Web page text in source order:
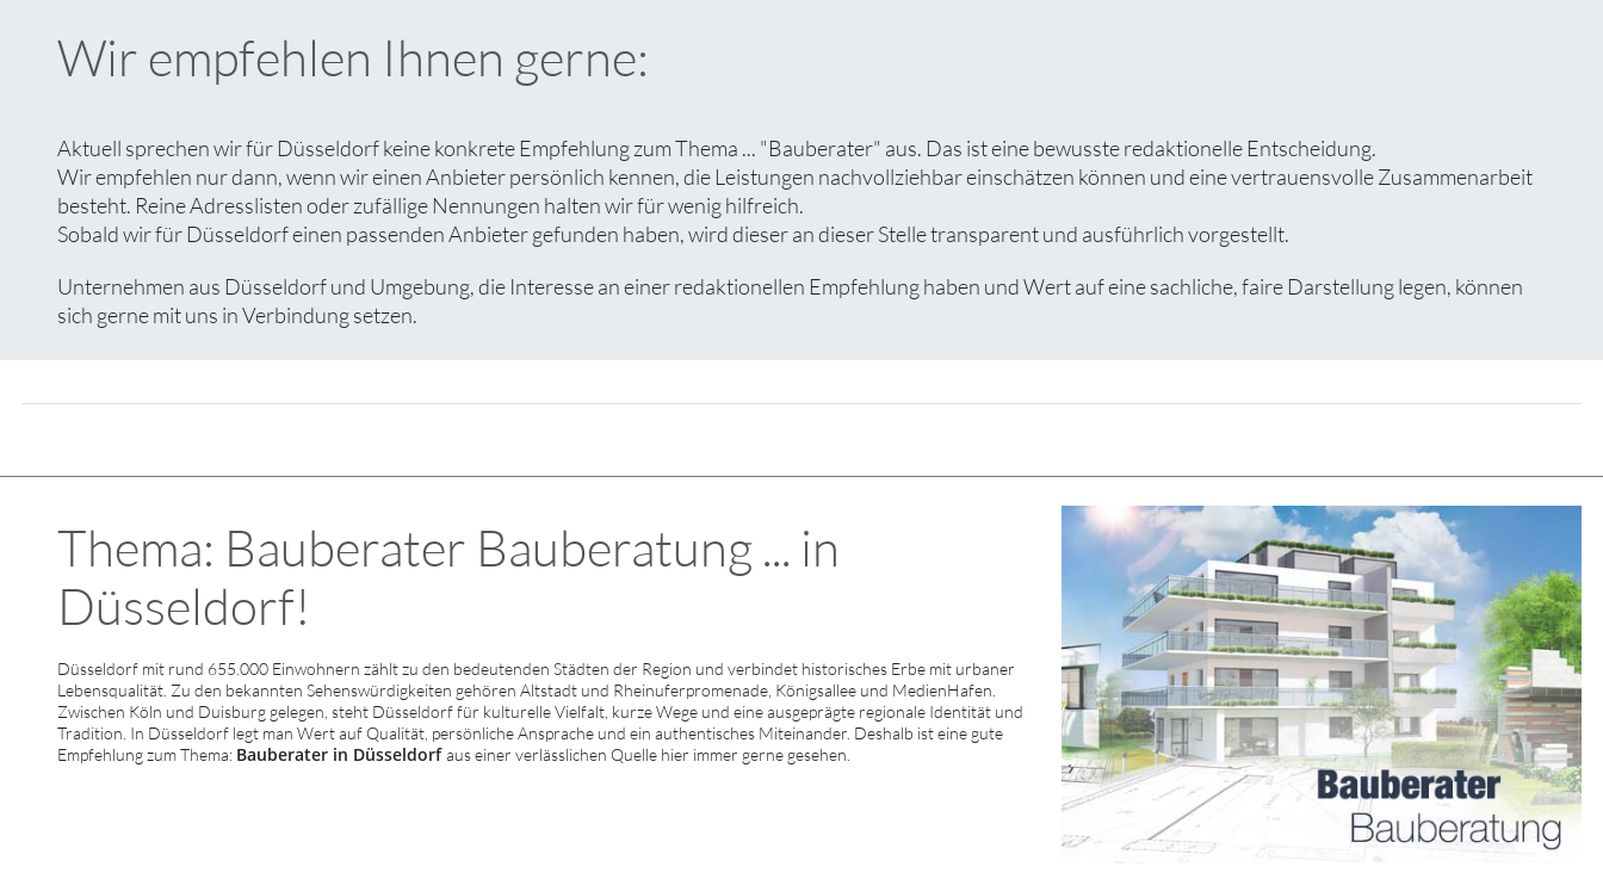
Wir empfehlen Ihnen gerne:
Aktuell sprechen wir für Düsseldorf keine konkrete Empfehlung zum Thema ... "Bauberater" aus. Das ist eine bewusste redaktionelle Entscheidung.
Wir empfehlen nur dann, wenn wir einen Anbieter persönlich kennen, die Leistungen nachvollziehbar einschätzen können und eine vertrauensvolle Zusammenarbeit
besteht. Reine Adresslisten oder zufällige Nennungen halten wir für wenig hilfreich.
Sobald wir für Düsseldorf einen passenden Anbieter gefunden haben, wird dieser an dieser Stelle transparent und ausführlich vorgestellt.
Unternehmen aus Düsseldorf und Umgebung, die Interesse an einer redaktionellen Empfehlung haben und Wert auf eine sachliche, faire Darstellung legen, können
sich gerne mit uns in Verbindung setzen.
Thema: Bauberater Bauberatung ... in
Düsseldorf!
Düsseldorf mit rund 655.000 Einwohnern zählt zu den bedeutenden Städten der Region und verbindet historisches Erbe mit urbaner
Lebensqualität. Zu den bekannten Sehenswürdigkeiten gehören Altstadt und Rheinuferpromenade, Königsallee und MedienHafen.
Zwischen Köln und Duisburg gelegen, steht Düsseldorf für kulturelle Vielfalt, kurze Wege und eine ausgeprägte regionale Identität und
Tradition. In Düsseldorf legt man Wert auf Qualität, persönliche Ansprache und ein authentisches Miteinander. Deshalb ist eine gute
Empfehlung zum Thema: Bauberater in Düsseldorfaus einer verlässlichen Quelle hier immer gerne gesehen.